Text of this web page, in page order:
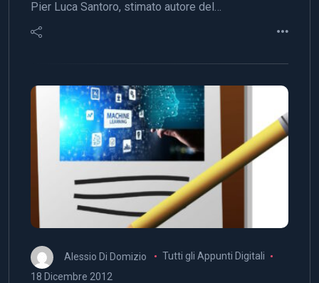
Pier Luca Santoro, stimato autore del…
Alessio Di Domizio
Tutti gli Appunti Digitali
18 Dicembre 2012